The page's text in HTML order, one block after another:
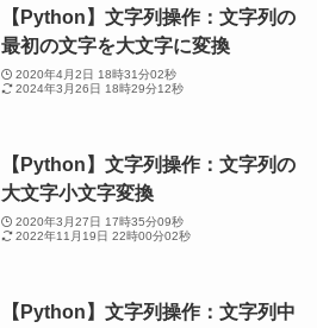
【Python】文字列操作：文字列の
最初の文字を大文字に変換
2020年4月2日 18時31分02秒
2024年3月26日 18時29分12秒
【Python】文字列操作：文字列の
大文字小文字変換
2020年3月27日 17時35分09秒
2022年11月19日 22時00分02秒
【Python】文字列操作：文字列中